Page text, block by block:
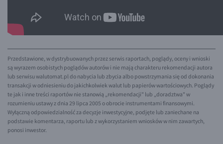
EUR/USD
EUR/CHF
EUR/CZK
EUR/DKK
EUR/NOK
EUR/SEK
EUR/AUD
Przedstawione, w dystrybuowanych przez serwis raportach, poglądy, oceny i wnioski
są wyrazem osobistych poglądów autorów i nie mają charakteru rekomendacji autora
lub serwisu walutomat.pl do nabycia lub zbycia albo powstrzymania się od dokonania
transakcji w odniesieniu do jakichkolwiek walut lub papierów wartościowych. Poglądy
te jak i inne treści raportów nie stanowią „rekomendacji" lub „doradztwa" w
rozumieniu ustawy z dnia 29 lipca 2005 o obrocie instrumentami finansowymi.
Wyłączną odpowiedzialność za decyzje inwestycyjne, podjęte lub zaniechane na
podstawie komentarza, raportu lub z wykorzystaniem wniosków w nim zawartych,
ponosi inwestor.